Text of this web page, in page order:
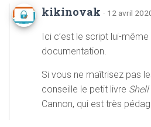
kikinovak · 12 avril
Ici c’est le script lui-
documentation.
Si vous ne maîtrisez pas
conseille le petit livre
Cannon, qui est très